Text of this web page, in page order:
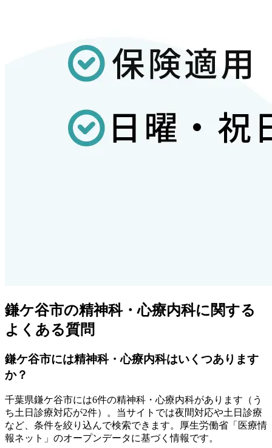
鎌ケ谷市の精神科・心療内科に関する
よくある質問
鎌ケ谷市には精神科・心療内科はいくつあります
か？
千葉県鎌ケ谷市には6件の精神科・心療内科があります （う
ち土日診療対応が2件） 。当サイトでは夜間対応や土日診療
など、条件を絞り込んで検索できます。厚生労働省「医療情
報ネット」のオープンデータに基づく情報です。